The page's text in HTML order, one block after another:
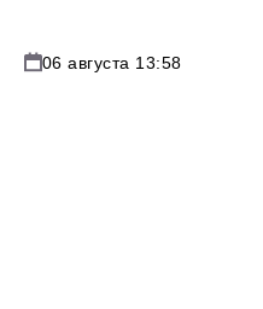
06 августа 13:58